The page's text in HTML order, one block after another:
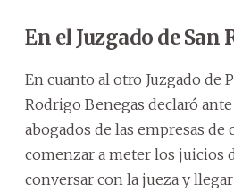
En el Juzgado de San
En cuanto al otro Juzgado de
Rodrigo Benegas declaró
abogados de las empresas de
comenzar a meter los juicios
conversar con la jueza y